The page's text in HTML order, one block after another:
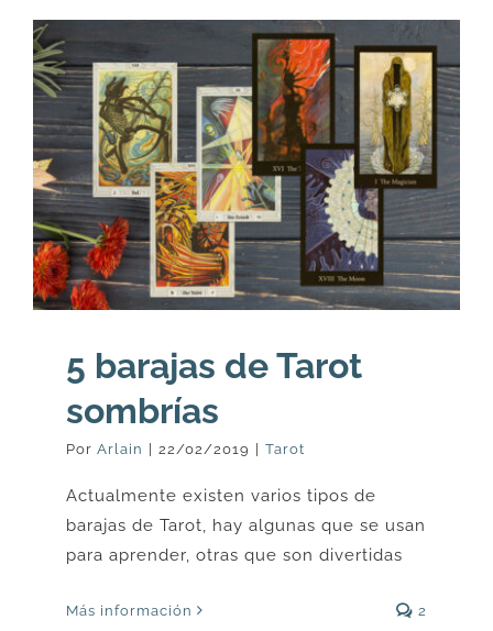
5 barajas de Tarot
sombrías
Por Arlain 22/02/2019 Tarot
Actualmente existen varios tipos de
barajas de Tarot, hay algunas que se usan
para aprender, otras que son divertidas
Más información 2